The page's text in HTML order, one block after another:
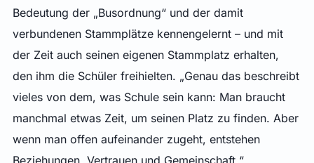
Bedeutung der „Busordnung“ und der damit
verbundenen Stammplätze kennengelernt – und mit
der Zeit auch seinen eigenen Stammplatz erhalten,
den ihm die Schüler freihielten. „Genau das beschreibt
vieles von dem, was Schule sein kann: Man braucht
manchmal etwas Zeit, um seinen Platz zu finden. Aber
wenn man offen aufeinander zugeht, entstehen